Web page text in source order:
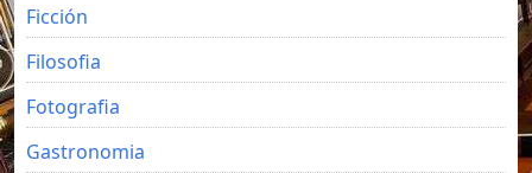
Ficción
Filosofia
Fotografia
Gastronomia